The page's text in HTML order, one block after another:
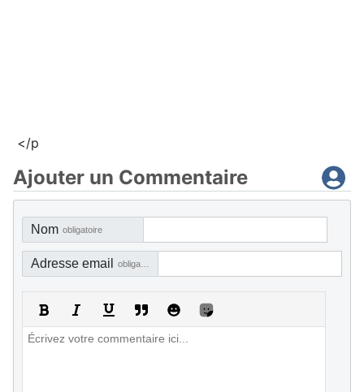
</p
Ajouter un Commentaire
Nom obligatoire
Adresse email